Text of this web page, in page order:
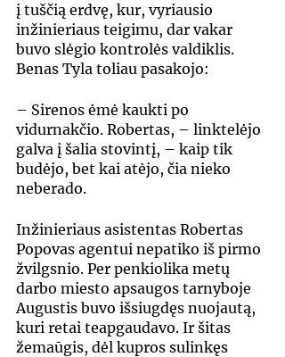
į tuščią erdvę, kur, vyriausio
inžinieriaus teigimu, dar vakar
buvo slėgio kontrolės valdiklis.
Benas Tyla toliau pasakojo:
– Sirenos ėmė kaukti po
vidurnakčio. Robertas, – linktelėjo
galva į šalia stovintį, – kaip tik
budėjo, bet kai atėjo, čia nieko
neberado.
Inžinieriaus asistentas Robertas
Popovas agentui nepatiko iš pirmo
žvilgsnio. Per penkiolika metų
darbo miesto apsaugos tarnyboje
Augustis buvo išsiugdęs nuojautą,
kuri retai teapgaudavo. Ir šitas
žemaūgis, dėl kupros sulinkęs